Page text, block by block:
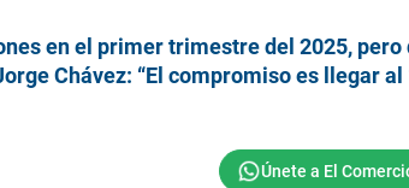
en el primer trimestre del 2025,
Chávez: “El compromiso es llegar